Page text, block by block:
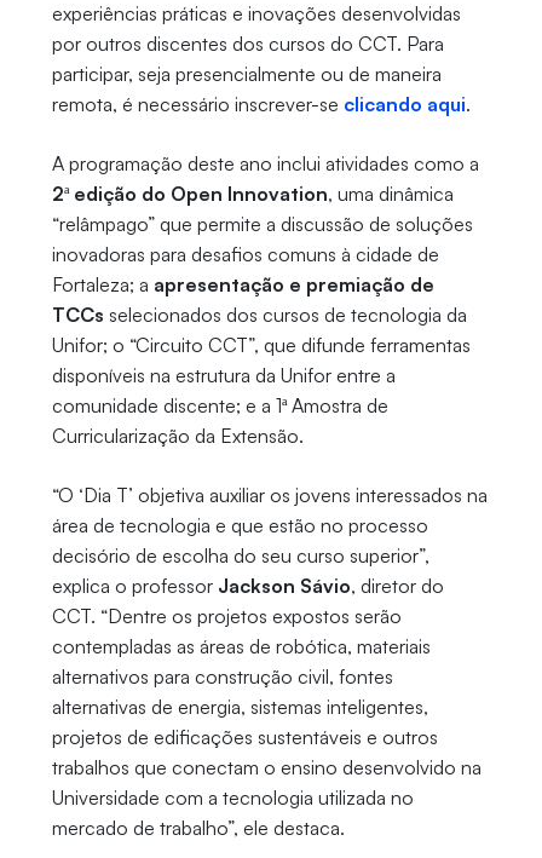
experiências práticas e inovações desenvolvidas
por outros discentes dos cursos do CCT. Para
participar, seja presencialmente ou de maneira
remota, é necessário inscrever-se clicando aqui.
A programação deste ano inclui atividades como a
2ª edição do Open Innovation, uma dinâmica
“relâmpago” que permite a discussão de soluções
inovadoras para desafios comuns à cidade de
Fortaleza; a apresentação e premiação de
TCCs selecionados dos cursos de tecnologia da
Unifor; o “Circuito CCT”, que difunde ferramentas
disponíveis na estrutura da Unifor entre a
comunidade discente; e a 1ª Amostra de
Curricularização da Extensão.
“O ‘Dia T’ objetiva auxiliar os jovens interessados na
área de tecnologia e que estão no processo
decisório de escolha do seu curso superior”,
explica o professor Jackson Sávio, diretor do
CCT. “Dentre os projetos expostos serão
contempladas as áreas de robótica, materiais
alternativos para construção civil, fontes
alternativas de energia, sistemas inteligentes,
projetos de edificações sustentáveis e outros
trabalhos que conectam o ensino desenvolvido na
Universidade com a tecnologia utilizada no
mercado de trabalho”, ele destaca.